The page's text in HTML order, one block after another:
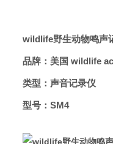
wildlife野生动物鸣声
品牌：美国 wildlife
类型：声音记录仪
型号：SM4